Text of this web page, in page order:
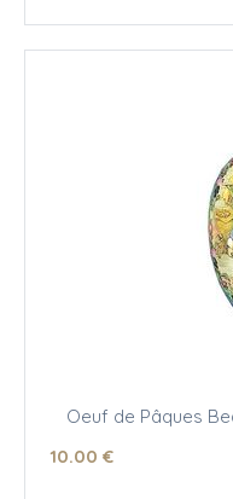
Oeuf de Pâques
10.00 €